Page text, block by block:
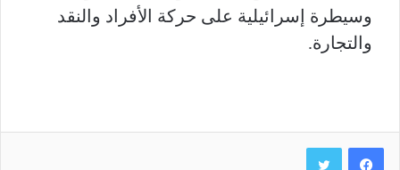
وسيطرة إسرائيلية على حركة الأفراد والنقد
والتجارة.